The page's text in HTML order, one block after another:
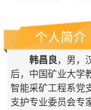
个人简介
韩昌良，男，
后，中国矿业大学
智能采矿工程系党
支护专业委员会专